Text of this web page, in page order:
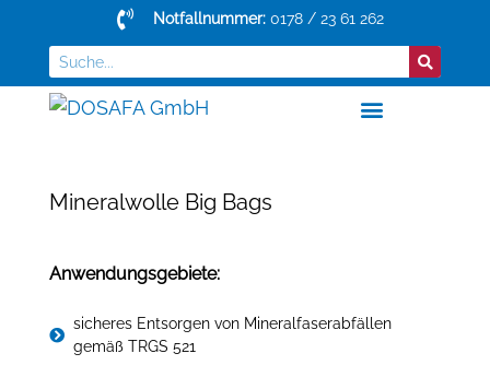
Notfallnummer: 0178 / 23 61 262
Mineralwolle Big Bags
Anwendungsgebiete:
sicheres Entsorgen von Mineralfaserabfällen
gemäß TRGS 521